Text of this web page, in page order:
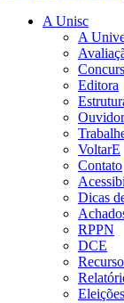
A Unisc
A
Editora
VoltarE
Contato
Dicas
RPPN
DCE